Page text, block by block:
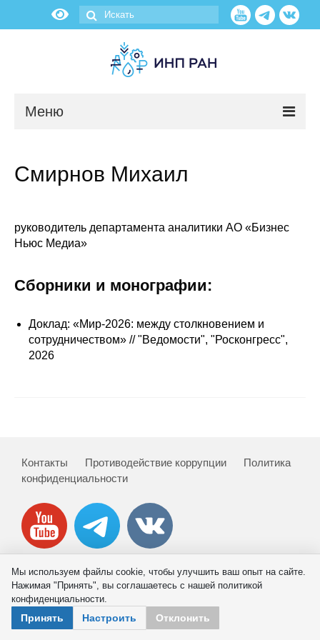
Меню
О нас
Научные подразделения
Администрация
Сотрудники
Публикации
Научная жизнь
Издания
О журнале
Номера журналов
Смирнов Михаил
руководитель департамента аналитики АО «Бизнес
Ньюс Медиа»
Сборники и монографии:
Доклад: «Мир-2026: между столкновением и
сотрудничеством» // "Ведомости", "Росконгресс",
2026
Контакты Противодействие коррупции
Политика
конфиденциальности
© 2026 ИНП РАН
Мы используем файлы cookie, чтобы улучшить ваш опыт на сайте.
Нажимая "Принять", вы соглашаетесь с нашей политикой
конфиденциальности.
Принять Настроить Отклонить